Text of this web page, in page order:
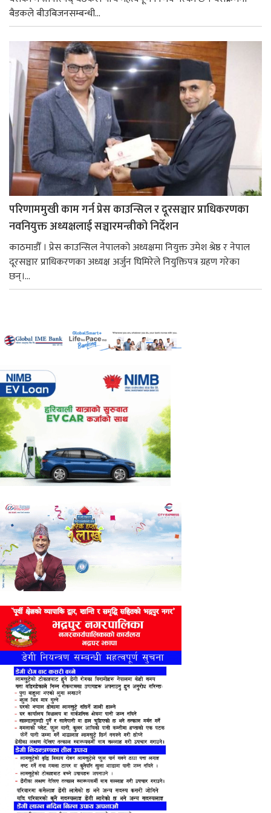
बैडकले बीउबिजनसम्बन्धी...
परिणाममुखी काम गर्न प्रेस काउन्सिल र दूरसञ्चार प्राधिकरणका
नवनियुक्त अध्यक्षलाई सञ्चारमन्त्रीको निर्देशन
काठमाडौँ । प्रेस काउन्सिल नेपालको अध्यक्षमा नियुक्त उमेश श्रेष्ठ र नेपाल
दूरसञ्चार प्राधिकरणका अध्यक्ष अर्जुन घिमिरेले नियुक्तिपत्र ग्रहण गरेका
छन्।...